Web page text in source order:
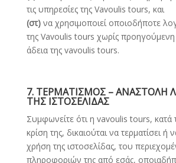
τις υπηρεσίες της Vavoulis tours, και
(στ)να χρησιμοποιεί οποιοδήποτε
της Vavoulis tours χωρίς
άδεια της vavoulis tours.
7. ΤΕΡΜΑΤΙΣΜΟΣ – ΑΝΑΣΤΟΛΗ
ΤΗΣ ΙΣΤΟΣΕΛΙΔΑΣ
Συμφωνείτε ότι η vavoulis tours, κατά
κρίση της, δικαιούται να τερματίσει ή
χρήση της ιστοσελίδας, του
πληροφοριών της από εσάς,